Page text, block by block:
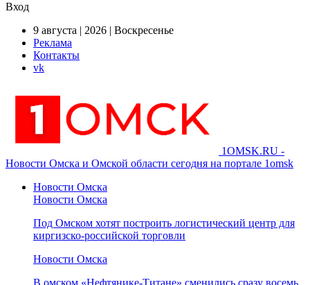
Вход
9 августа | 2026 | Воскресенье
Реклама
Контакты
vk
1OMSK.RU -
Новости Омска и Омской области сегодня на портале 1omsk
Новости Омска
Новости Омска
Под Омском хотят построить логистический центр для
киргизско-российской торговли
Новости Омска
В омском «Нефтянике-Титане» сменились сразу восемь